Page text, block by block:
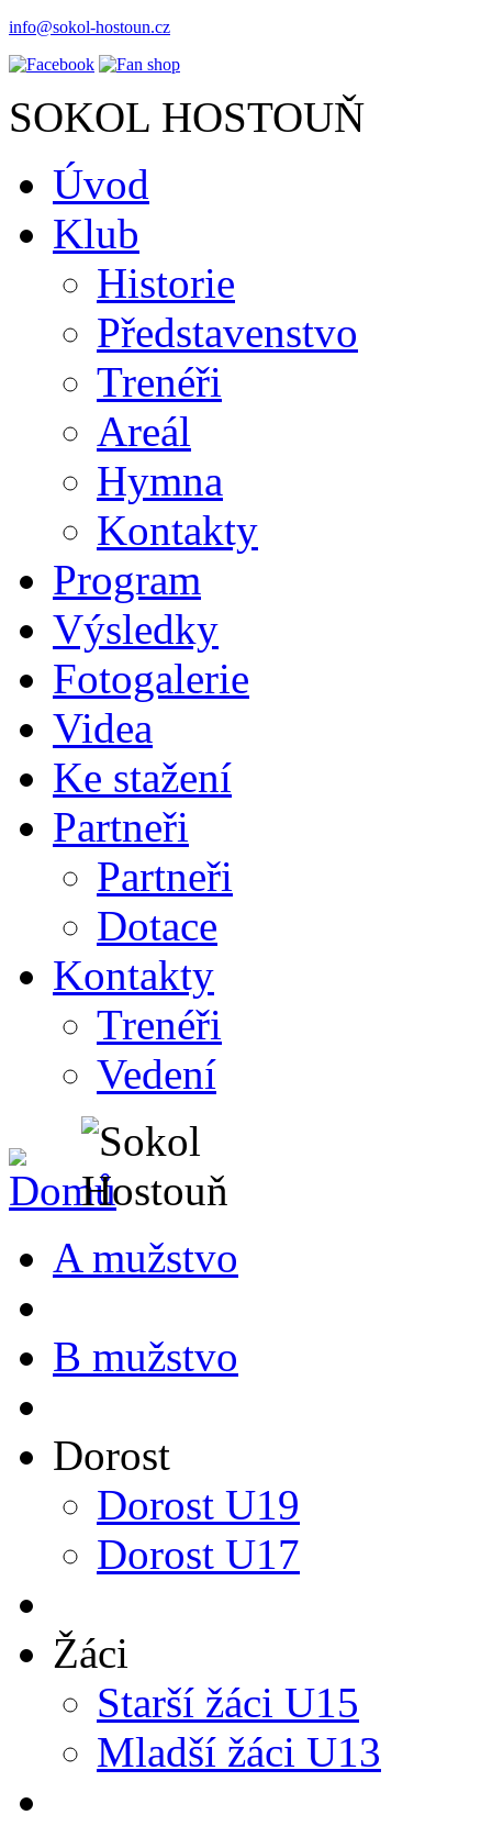
info@sokol-hostoun.cz
SOKOL HOSTOUŇ
Úvod
Klub
Historie
Představenstvo
Trenéři
Areál
Hymna
Kontakty
Program
Výsledky
Fotogalerie
Videa
Ke stažení
Partneři
Partneři
Dotace
Kontakty
Trenéři
Vedení
A mužstvo
B mužstvo
Dorost
Dorost U19
Dorost U17
Žáci
Starší žáci U15
Mladší žáci U13